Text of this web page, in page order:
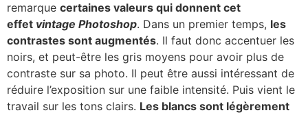
remarque certaines valeurs qui donnent cet
effet vintage Photoshop. Dans un premier temps, les
contrastes sont augmentés. Il faut donc accentuer les
noirs, et peut-être les gris moyens pour avoir plus de
contraste sur sa photo. Il peut être aussi intéressant de
réduire l’exposition sur une faible intensité. Puis vient le
travail sur les tons clairs. Les blancs sont légèrement